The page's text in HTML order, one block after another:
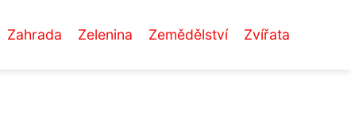
Zahrada Zelenina Zemědělství Zvířata